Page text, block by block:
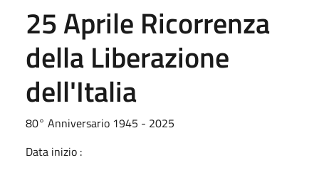
25 Aprile Ricorrenza
della Liberazione
dell'Italia
80° Anniversario 1945 - 2025
Data inizio :